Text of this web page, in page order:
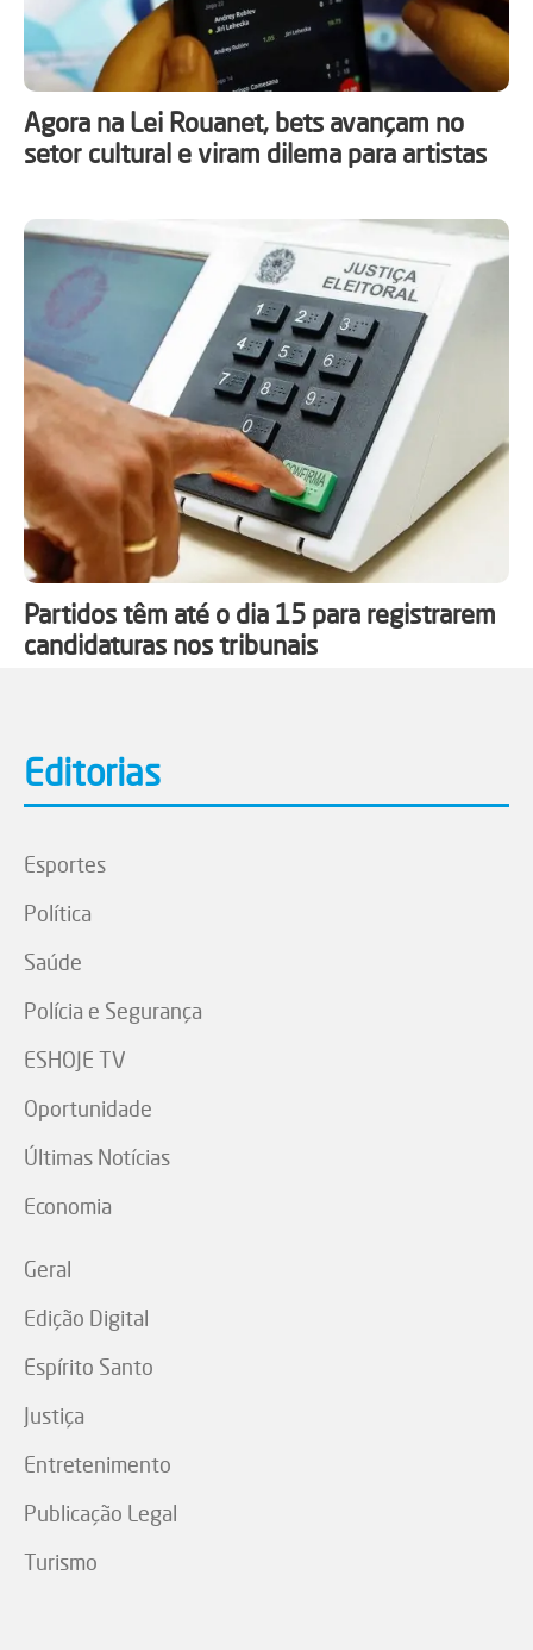
Agora na Lei Rouanet, bets avançam no
setor cultural e viram dilema para artistas
Partidos têm até o dia 15 para registrarem
candidaturas nos tribunais
Editorias
Esportes
Política
Saúde
Polícia e Segurança
ESHOJE TV
Oportunidade
Últimas Notícias
Economia
Geral
Edição Digital
Espírito Santo
Justiça
Entretenimento
Publicação Legal
Turismo